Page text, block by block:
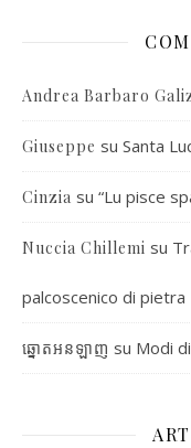
Andrea Barbaro
Giuseppe su Santa
Cinzia su “Lu pisce
Nuccia Chillemi su
palcoscenico di pietra
ឆ្នោតអនឡាញ su Modi